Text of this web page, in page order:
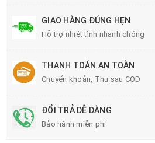
GIAO HÀNG ĐÚNG HẸN
Hỗ trợ nhiệt tình nhanh chóng
THANH TOÁN AN TOÀN
Chuyển khoản, Thu sau COD
ĐỔI TRẢ DỄ DÀNG
Bảo hành miễn phí